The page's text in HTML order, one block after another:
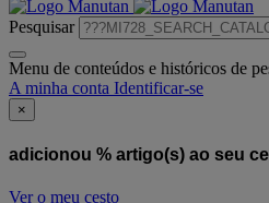
Pesquisar
Menu de conteúdos e históricos de
A minha conta Identificar-se
×
adicionou % artigo(s) ao seu
Ver o meu cesto